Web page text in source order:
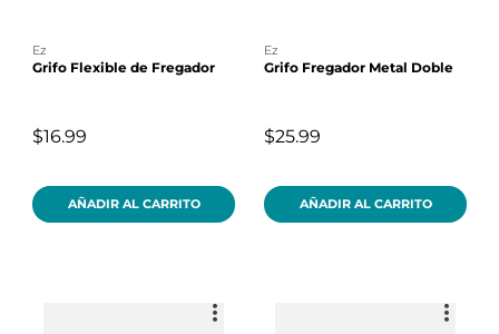
ez
Grifo Flexible de Fregador
$16.99
AÑADIR AL CARRITO
ez
Grifo Fregador Metal Doble
$25.99
AÑADIR AL CARRITO